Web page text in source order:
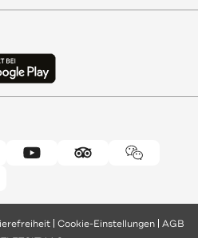
Cookie-Einstellungen AGB